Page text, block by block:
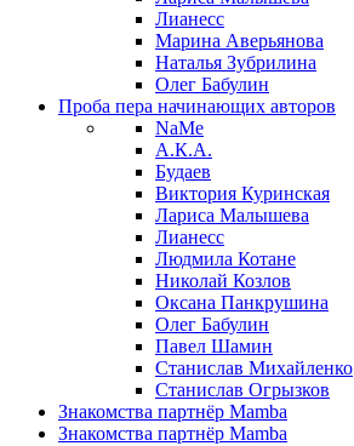
Лианесс
Марина Аверьянова
Наталья Зубрилина
Олег Бабулин
Проба пера начинающих авторов
NaMe
А.К.А.
Будаев
Виктория Куринская
Лариса Малышева
Лианесс
Людмила Котане
Николай Козлов
Оксана Панкрушина
Олег Бабулин
Павел Шамин
Станислав Михайленко
Станислав Огрызков
Знакомства партнёр Mamba
Знакомства партнёр Mamba